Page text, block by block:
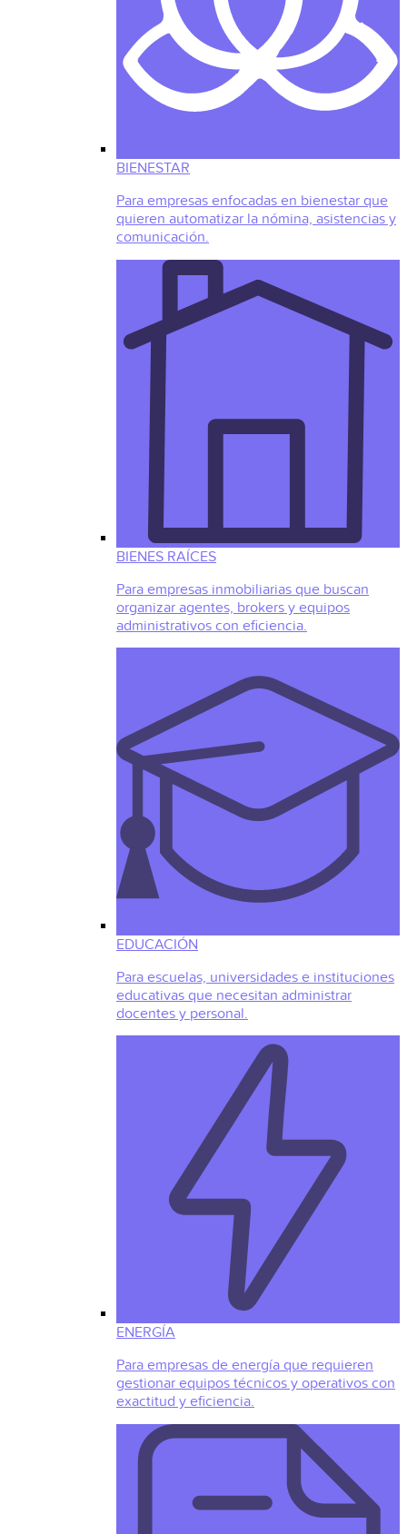
BIENESTAR
Para empresas enfocadas en bienestar que
quieren automatizar la nómina, asistencias y
comunicación.
BIENES RAÍCES
Para empresas inmobiliarias que buscan
organizar agentes, brokers y equipos
administrativos con eficiencia.
EDUCACIÓN
Para escuelas, universidades e instituciones
educativas que necesitan administrar
docentes y personal.
ENERGÍA
Para empresas de energía que requieren
gestionar equipos técnicos y operativos con
exactitud y eficiencia.